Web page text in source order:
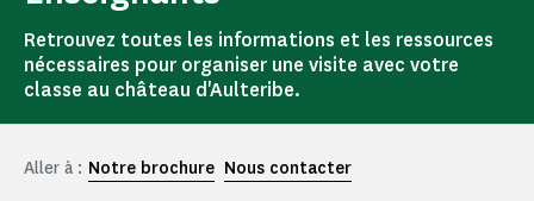
Retrouvez toutes les informations et les ressources
nécessaires pour organiser une visite avec votre
classe au château d'Aulteribe.
Aller à : Notre brochure Nous contacter